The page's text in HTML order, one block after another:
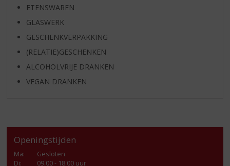
ETENSWAREN
GLASWERK
GESCHENKVERPAKKING
(RELATIE)GESCHENKEN
ALCOHOLVRIJE DRANKEN
VEGAN DRANKEN
Openingstijden
Ma:
Gesloten
Di:
09.00 - 18.00 uur